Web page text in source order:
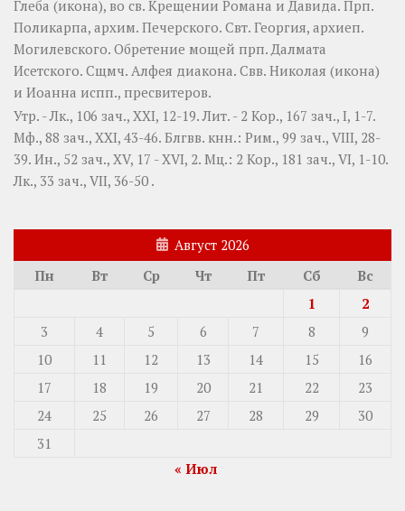
Глеба (икона), во св. Крещении Романа и Давида. Прп.
Поликарпа, архим. Печерского. Свт. Георгия, архиеп.
Могилевского. Обретение мощей прп.Далмата
Исетского. Сщмч. Алфея диакона. Свв. Николая (икона)
и Иоанна испп., пресвитеров.
Утр. -Лк., 106 зач., XXI, 12-19.Лит. - 2 Кор., 167 зач., I, 1-7.
Мф., 88 зач., XXI, 43-46. Блгвв. кнн.: Рим., 99 зач., VIII, 28-
39. Ин., 52 зач., XV, 17 - XVI, 2. Мц.: 2 Кор., 181 зач., VI, 1-10.
Лк., 33 зач., VII, 36-50 .
Август 2026
Пн
Вт Ср Чт Пт Сб
Вс
1
2
3
4 5 6 7 8
9
10
11 12 13 14 15
16
17
18 19 20 21 22
23
24
25 26 27 28 29
30
31
« Июл